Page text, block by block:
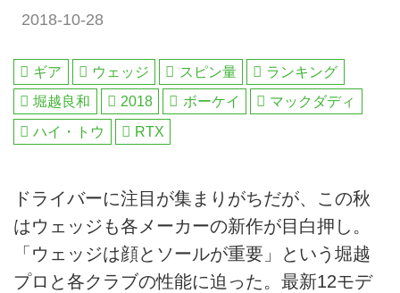
2018-10-28
ギア ウェッジ スピン量
ランキング
堀越良和
2018 ボーケイ
マックダディ
ハイ・トウ
RTX
ドライバーに注目が集まりがちだが、この秋
はウェッジも各メーカーの新作が目白押し。
「ウェッジは顔とソールが重要」という堀越
プロと各クラブの性能に迫った。最新12モデ